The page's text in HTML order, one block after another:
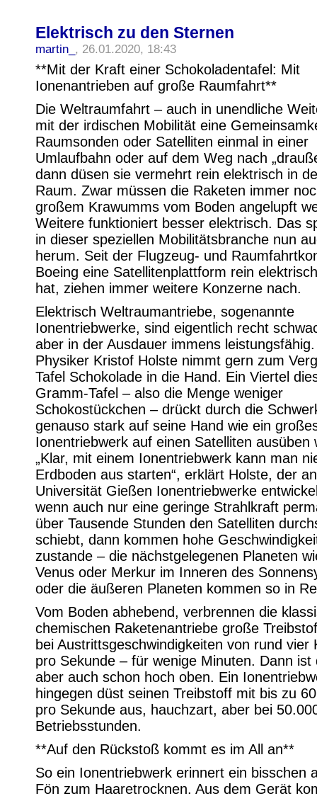
Elektrisch zu den Sternen
martin_ , 26.01.2020, 18:43
**Mit der Kraft einer Schokoladentafel: Mit
Ionenantrieben auf große Raumfahrt**
Die Weltraumfahrt – auch in unendliche
mit der irdischen Mobilität eine
Raumsonden oder Satelliten einmal in einer
Umlaufbahn oder auf dem Weg nach
dann düsen sie vermehrt rein elektrisch in
Raum. Zwar müssen die Raketen immer
großem Krawumms vom Boden angelupft
Weitere funktioniert besser elektrisch. Das
in dieser speziellen Mobilitätsbranche nun
herum. Seit der Flugzeug- und
Boeing eine Satellitenplattform rein
hat, ziehen immer weitere Konzerne nach.
Elektrisch Weltraumantriebe, sogenannte
Ionentriebwerke, sind eigentlich recht
aber in der Ausdauer immens
Physiker Kristof Holste nimmt gern zum
Tafel Schokolade in die Hand. Ein Viertel
Gramm-Tafel – also die Menge weniger
Schokostückchen – drückt durch die
genauso stark auf seine Hand wie ein
Ionentriebwerk auf einen Satelliten ausüben
„Klar, mit einem Ionentriebwerk kann man
Erdboden aus starten“, erklärt Holste, der
Universität Gießen Ionentriebwerke
wenn auch nur eine geringe Strahlkraft
über Tausende Stunden den Satelliten
schiebt, dann kommen hohe
zustande – die nächstgelegenen Planeten
Venus oder Merkur im Inneren des
oder die äußeren Planeten kommen so in
Vom Boden abhebend, verbrennen die
chemischen Raketenantriebe große
bei Austrittsgeschwindigkeiten von rund vier
pro Sekunde – für wenige Minuten. Dann ist
aber auch schon hoch oben. Ein
hingegen düst seinen Treibstoff mit bis zu
pro Sekunde aus, hauchzart, aber bei
Betriebsstunden.
**Auf den Rückstoß kommt es im All an**
So ein Ionentriebwerk erinnert ein bisschen
Fön zum Haaretrocknen. Aus dem Gerät